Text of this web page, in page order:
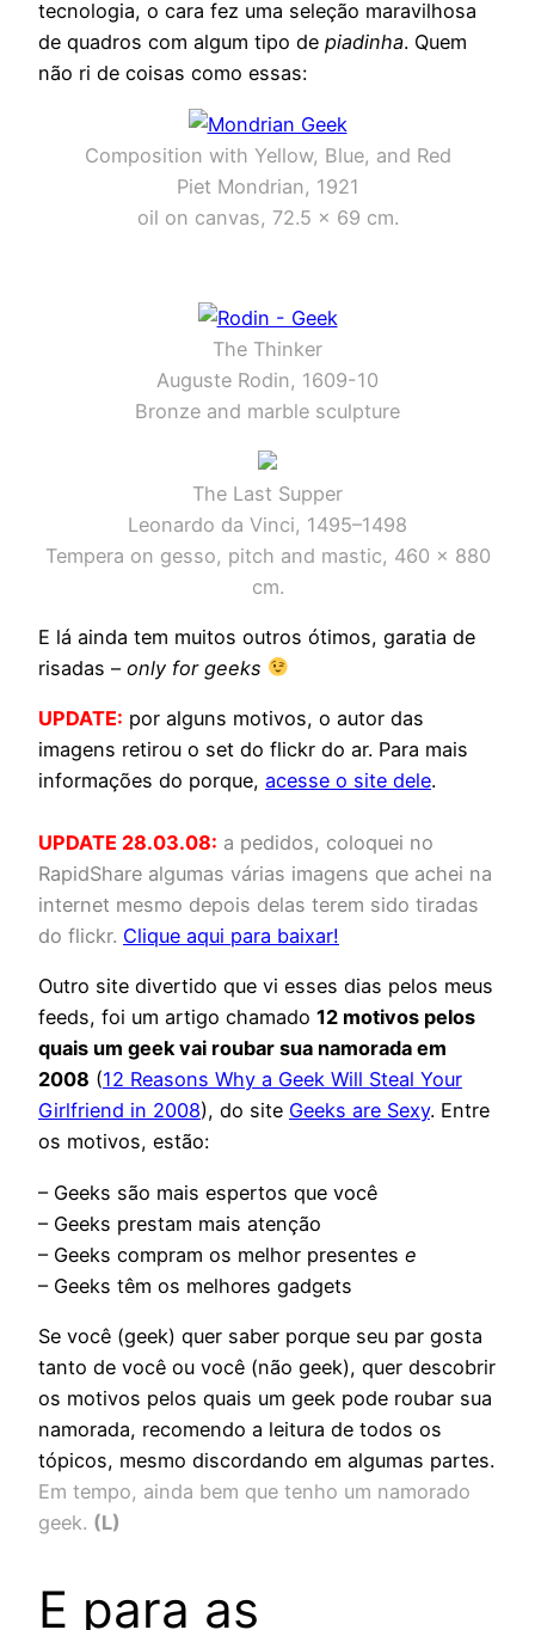
tecnologia, o cara fez uma seleção maravilhosa
de quadros com algum tipo de piadinha. Quem
não ri de coisas como essas:
Composition with Yellow, Blue, and Red
Piet Mondrian, 1921
oil on canvas, 72.5 x 69 cm.
The Thinker
Auguste Rodin, 1609-10
Bronze and marble sculpture
The Last Supper
Leonardo da Vinci, 1495–1498
Tempera on gesso, pitch and mastic, 460 × 880
cm.
E lá ainda tem muitos outros ótimos, garatia de
risadas – only for geeks
UPDATE: por alguns motivos, o autor das
imagens retirou o set do flickr do ar. Para mais
informações do porque, acesse o site dele.
UPDATE 28.03.08: a pedidos, coloquei no
RapidShare algumas várias imagens que achei na
internet mesmo depois delas terem sido tiradas
do flickr. Clique aqui para baixar!
Outro site divertido que vi esses dias pelos meus
feeds, foi um artigo chamado 12 motivos pelos
quais um geek vai roubar sua namorada em
2008 (12 Reasons Why a Geek Will Steal Your
Girlfriend in 2008), do site Geeks are Sexy. Entre
os motivos, estão:
– Geeks são mais espertos que você
– Geeks prestam mais atenção
– Geeks compram os melhor presentes e
– Geeks têm os melhores gadgets
Se você (geek) quer saber porque seu par gosta
tanto de você ou você (não geek), quer descobrir
os motivos pelos quais um geek pode roubar sua
namorada, recomendo a leitura de todos os
tópicos, mesmo discordando em algumas partes.
Em tempo, ainda bem que tenho um namorado
geek. (L)
E para as